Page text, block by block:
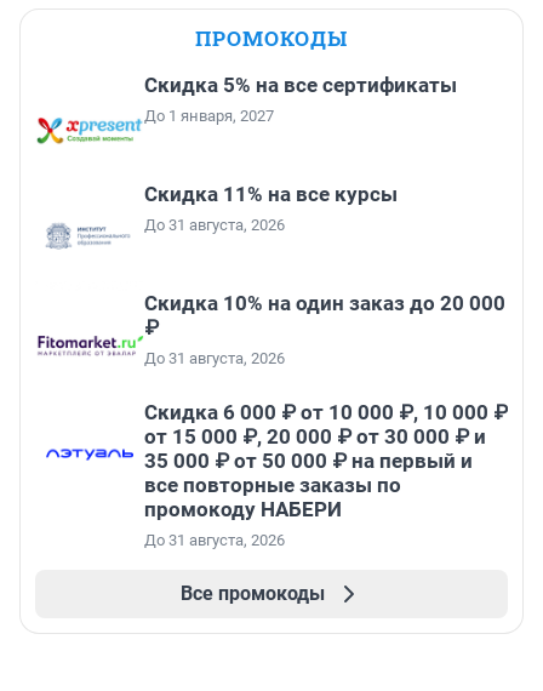
ПРОМОКОДЫ
Скидка 5% на все сертификаты
До 1 января, 2027
Скидка 11% на все курсы
До 31 августа, 2026
Скидка 10% на один заказ до 20 000
₽
До 31 августа, 2026
Скидка 6 000 ₽ от 10 000 ₽, 10 000 ₽
от 15 000 ₽, 20 000 ₽ от 30 000 ₽ и
35 000 ₽ от 50 000 ₽ на первый и
все повторные заказы по
промокоду НАБЕРИ
До 31 августа, 2026
Все промокоды